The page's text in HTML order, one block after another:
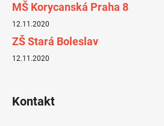
MŠ Korycanská Praha 8
12.11.2020
ZŠ Stará Boleslav
12.11.2020
Kontakt